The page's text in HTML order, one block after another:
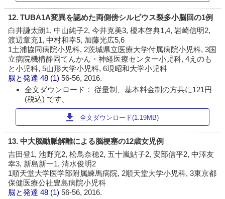
12. TUBA1A変異を認めた両側傍シルビウス裂多小脳回の1例
白井謙太朗1, 中山純子2, 今井克美3, 榎本啓典1,4, 岩崎信明2,
渡辺章充1, 中村和幸5, 加藤光広5,6
1土浦協同病院小児科, 2茨城県立医療大学付属病院小児科, 3国
立病院機構静岡てんかん・神経医療センター小児科, 4えのも
と小児科, 5山形大学小児科, 6現昭和大学小児科
脳と発達 48 (1)56-56, 2016.
全文ダウンロード： 従量制、基本料金制の方共に121円
(税込) です。
download 全文ダウンロード(1.19MB)
13. 中大脳動脈解離による脳梗塞の12歳女児例
吉田登1, 池野充2, 松鳥奈穂2, 五十嵐鮎子2, 安部信平2, 中澤友
幸3, 新島新一1, 清水俊明2
1順天堂大学医学部附属練馬病院, 2順天堂大学小児科, 3東京都
保健医療公社豊島病院小児科
脳と発達 48 (1)56-56, 2016.